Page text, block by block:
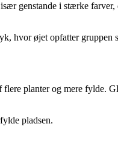
genstande i stærke
hvor øjet opfatter gruppen
planter og mere fylde.
pladsen.